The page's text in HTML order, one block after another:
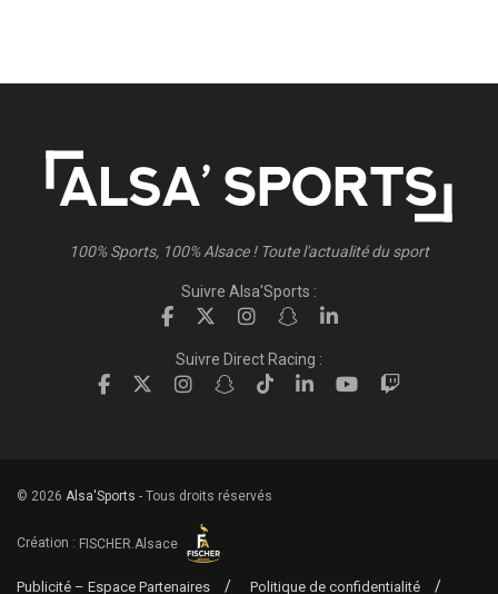
100% Sports, 100% Alsace ! Toute l'actualité du sport
Suivre Alsa'Sports :
Suivre Direct Racing :
© 2026 Alsa'Sports - Tous droits réservés
Création : FISCHER.Alsace
Publicité – Espace Partenaires Politique de confidentialité